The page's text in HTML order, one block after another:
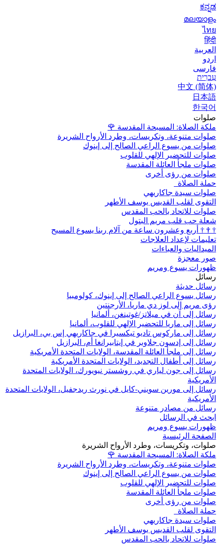
ಕನ್ನಡ
മലയാളം
ไทย
हिंदी
العربية
اردو
فارسی
עִברִית
中文 (简体)
日本語
한국어
صلوات
ملكة الصلاة: المسبحة المقدسة 🌹
صلوات متنوعة، وتكريسات، وطرد الأرواح الشريرة
صلوات من يسوع الراعي الصالح إلى إينوك
صلوات للتحضير الإلهي للقلوب
صلوات ملجأ العائلة المقدسة
صلوات من رؤى أخرى
حملة الصلاة
صلوات سيدة جاكاريهي
التقوى لقلب القديس يوسف الأطهر
صلوات للاتحاد بالحب المقدس
شعلة حب قلب مريم البتول
†
†
† أربع وعشرون ساعة من آلام ربنا يسوع المسيح
تعليمات لإعداد العلاجات
الميداليات والعباءات
صور معجزة
ظهورات يسوع ومريم
رسائل
رسائل حديثة
رسائل يسوع الراعي الصالح إلى إينوك، كولومبيا
رؤى مريم إلى لوز دي ماريا، الأرجنتين
رسائل إلى آن في ميلاتز/غوتينغن، ألمانيا
رسائل إلى ماريا للتحضير الإلهي للقلوب، ألمانيا
رسائل إلى ماركوس تاديو تيكسيرا في جاكاريهي إس بي، البرازيل
رسائل إلى إدسون جلاوبر في إيتابيرانغا أم، البرازيل
رسائل إلى ملجأ العائلة المقدسة، الولايات المتحدة الأمريكية
رسائل إلى أطفال التجديد، الولايات المتحدة الأمريكية
رسائل إلى جون لياري في روشستر نيويورك، الولايات المتحدة
الأمريكية
رسائل إلى مورين سويني-كايل في نورث ريدجفيل، الولايات المتحدة
الأمريكية
رسائل من مصادر متنوعة
ابحث في الرسائل
ظهورات يسوع ومريم
الصفحة الرئيسية
صلوات، وتكريسات، وطرد الأرواح الشريرة
ملكة الصلاة: المسبحة المقدسة 🌹
صلوات متنوعة، وتكريسات، وطرد الأرواح الشريرة
صلوات من يسوع الراعي الصالح إلى إينوك
صلوات للتحضير الإلهي للقلوب
صلوات ملجأ العائلة المقدسة
صلوات من رؤى أخرى
حملة الصلاة
صلوات سيدة جاكاريهي
التقوى لقلب القديس يوسف الأطهر
صلوات للاتحاد بالحب المقدس